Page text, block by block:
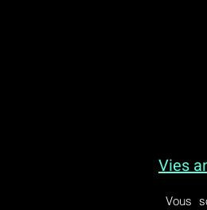
Vies
Vous